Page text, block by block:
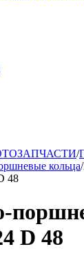
/
кольца/
48
D 48